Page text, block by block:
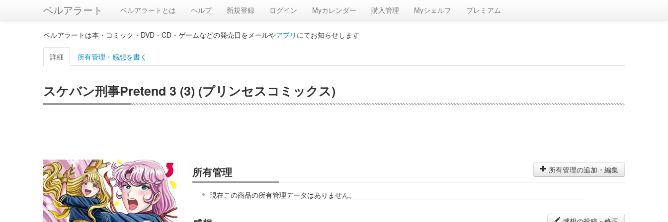
ベルアラート ベルアラートとは ヘルプ 新規登録 ログイン Myカレンダー 購入管理 Myシェルフ プレミアム
ベルアラートは本・コミック・DVD・CD・ゲームなどの発売日をメールやアプリ にてお知らせします
詳細 所有管理・感想を書く
スケバン刑事Pretend 3 (3) (プリンセスコミックス)
所有管理 所有管理の追加・編集
現在この商品の所有管理データはありません。